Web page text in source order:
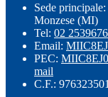
Sede
Monzese (MI)
Tel: 02
Email:
PEC:
mail
C.F.: